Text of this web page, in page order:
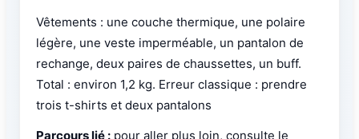
Vêtements : une couche thermique, une polaire
légère, une veste imperméable, un pantalon de
rechange, deux paires de chaussettes, un buff.
Total : environ 1,2 kg. Erreur classique : prendre
trois t-shirts et deux pantalons
Parcours lié : pour aller plus loin, consulte le